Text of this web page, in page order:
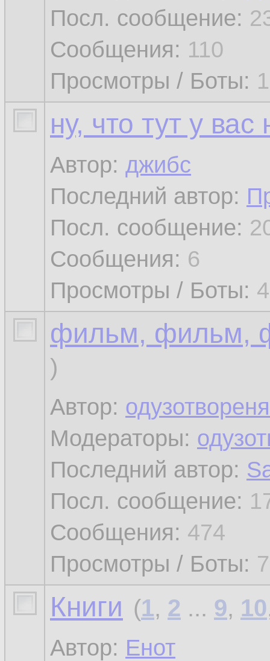
Посл. сообщение:
Сообщения: 110
Просмотры / Боты:
ну, что тут у вас
Автор: джибс
Последний автор:
Посл. сообщение:
Сообщения: 6
Просмотры / Боты:
фильм, фильм,
)
Автор: одузотвореня
Модераторы:
Последний автор:
Посл. сообщение:
Сообщения: 474
Просмотры / Боты:
Книги (1, 2 ... 9, 10
Автор: Енот